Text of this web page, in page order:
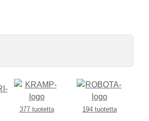
377 tuotetta 194 tuotetta